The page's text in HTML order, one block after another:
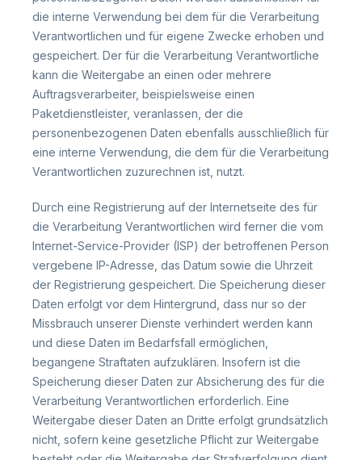
die interne Verwendung bei dem für die Verarbeitung
Verantwortlichen und für eigene Zwecke erhoben und
gespeichert. Der für die Verarbeitung Verantwortliche
kann die Weitergabe an einen oder mehrere
Auftragsverarbeiter, beispielsweise einen
Paketdienstleister, veranlassen, der die
personenbezogenen Daten ebenfalls ausschließlich für
eine interne Verwendung, die dem für die Verarbeitung
Verantwortlichen zuzurechnen ist, nutzt.
Durch eine Registrierung auf der Internetseite des für
die Verarbeitung Verantwortlichen wird ferner die vom
Internet-Service-Provider (ISP) der betroffenen Person
vergebene IP-Adresse, das Datum sowie die Uhrzeit
der Registrierung gespeichert. Die Speicherung dieser
Daten erfolgt vor dem Hintergrund, dass nur so der
Missbrauch unserer Dienste verhindert werden kann
und diese Daten im Bedarfsfall ermöglichen,
begangene Straftaten aufzuklären. Insofern ist die
Speicherung dieser Daten zur Absicherung des für die
Verarbeitung Verantwortlichen erforderlich. Eine
Weitergabe dieser Daten an Dritte erfolgt grundsätzlich
nicht, sofern keine gesetzliche Pflicht zur Weitergabe